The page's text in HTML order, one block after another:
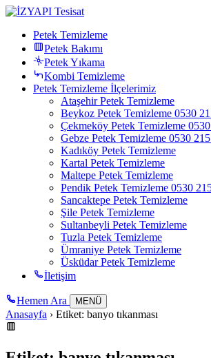
Petek Temizleme
Petek Bakımı
Petek Yıkama
Kombi Temizleme
Petek Temizleme İlçelerimiz
Ataşehir Petek Temizleme
Beykoz Petek Temizleme 0530
Çekmeköy Petek Temizleme
Gebze Petek Temizleme 0530
Kadıköy Petek Temizleme
Kartal Petek Temizleme
Maltepe Petek Temizleme
Pendik Petek Temizleme 0530
Sancaktepe Petek Temizleme
Şile Petek Temizleme
Sultanbeyli Petek Temizleme
Tuzla Petek Temizleme
Ümraniye Petek Temizleme
Üsküdar Petek Temizleme
İletişim
Hemen Ara MENÜ
Anasayfa › Etiket: banyo tıkanması